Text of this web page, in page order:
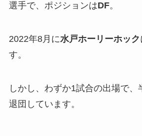
選手で、ポジションはDF。
2022年8月に水戸ホーリーホック
す。
しかし、わずか1試合の出場で、
退団しています。